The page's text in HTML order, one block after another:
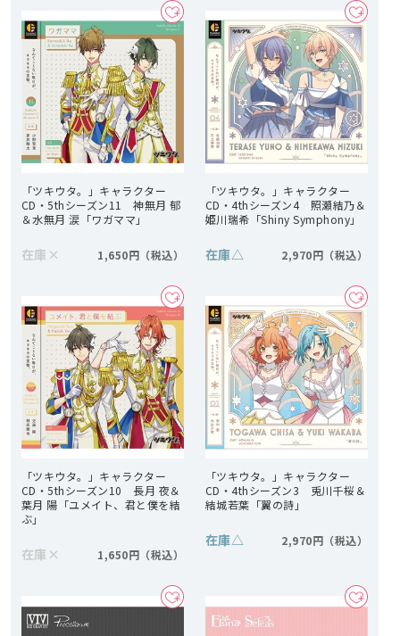
「ツキウタ。」キャラクター
CD・5thシーズン11 神無月 郁
＆水無月 涙「ワガママ」
在庫 × 1,650円
「ツキウタ。」キャラクター
CD・4thシーズン4 照瀬結乃＆
姫川瑞希「Shiny Symphony」
在庫△ 2,970円
「ツキウタ。」キャラクター
CD・5thシーズン10 長月 夜＆
葉月 陽「ユメイト、君と僕を結
ぶ」
在庫 × 1,650円
「ツキウタ。」キャラクター
CD・4thシーズン3 兎川千桜＆
結城若葉「翼の詩」
在庫△ 2,970円